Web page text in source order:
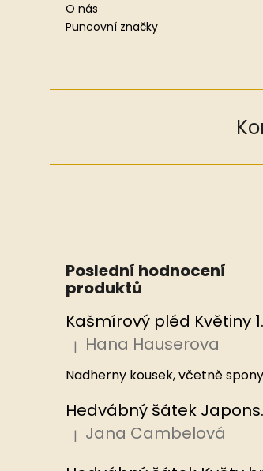
O nás
Puncovní značky
Poslední hodnocení
produktů
Hodnocení produktu je 5 z 5
| Hana Hauserova
Nadherny kousek, včetně
Hedvábný
Hodnocení produktu je 5 z 5
| Jana Cambelová